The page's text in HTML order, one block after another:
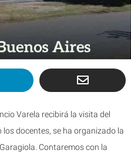
Varela recibirá la visita del
los docentes, se ha organizado la
Contaremos con la